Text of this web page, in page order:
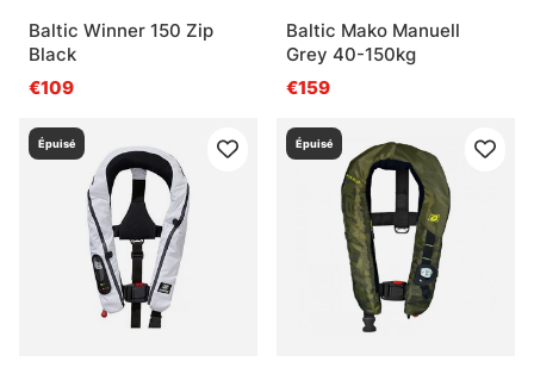
Baltic Winner 150 Zip
Black
€109
Baltic Mako Manuell
Grey 40-150kg
€159
Épuisé Épuisé